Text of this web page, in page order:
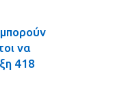
μπορούν
να
418